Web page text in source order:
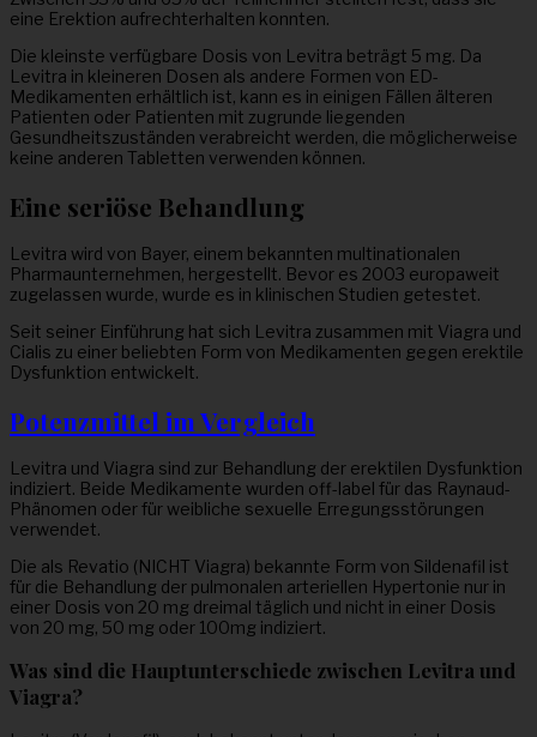
eine Erektion aufrechterhalten konnten.
Die kleinste verfügbare Dosis von Levitra beträgt 5 mg. Da
Levitra in kleineren Dosen als andere Formen von ED-
Medikamenten erhältlich ist, kann es in einigen Fällen älteren
Patienten oder Patienten mit zugrunde liegenden
Gesundheitszuständen verabreicht werden, die möglicherweise
keine anderen Tabletten verwenden können.
Eine seriöse Behandlung
Levitra wird von Bayer, einem bekannten multinationalen
Pharmaunternehmen, hergestellt. Bevor es 2003 europaweit
zugelassen wurde, wurde es in klinischen Studien getestet.
Seit seiner Einführung hat sich Levitra zusammen mit Viagra und
Cialis zu einer beliebten Form von Medikamenten gegen erektile
Dysfunktion entwickelt.
Potenzmittel im Vergleich
Levitra und Viagra sind zur Behandlung der erektilen Dysfunktion
indiziert. Beide Medikamente wurden off-label für das Raynaud-
Phänomen oder für weibliche sexuelle Erregungsstörungen
verwendet.
Die als Revatio (NICHT Viagra) bekannte Form von Sildenafil ist
für die Behandlung der pulmonalen arteriellen Hypertonie nur in
einer Dosis von 20 mg dreimal täglich und nicht in einer Dosis
von 20 mg, 50 mg oder 100mg indiziert.
Was sind die Hauptunterschiede zwischen Levitra und
Viagra?